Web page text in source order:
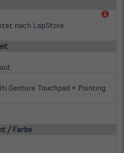
nach LapStore
Gesture Touchpad + Pointing
/ Farbe